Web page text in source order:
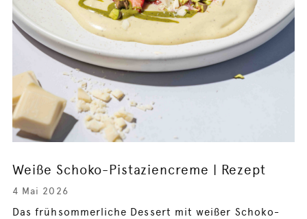
Weiße Schoko-Pistaziencreme | Rezept
4 Mai 2026
Das frühsommerliche Dessert mit weißer Schoko-